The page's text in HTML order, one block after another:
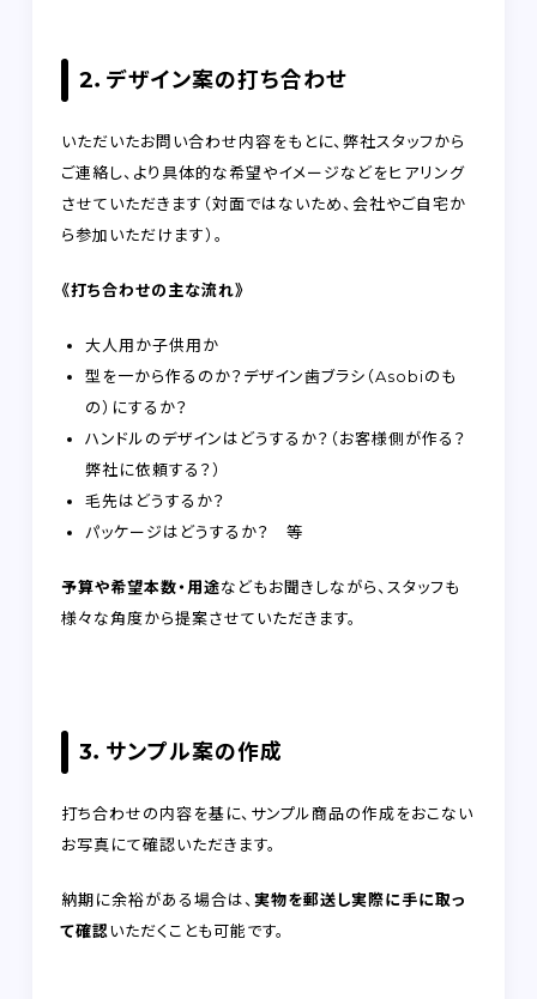
2．デザイン案の打ち合わせ
いただいたお問い合わせ内容をもとに、弊社スタッフから
ご連絡し、より具体的な希望やイメージなどをヒアリング
させていただきます（対面ではないため、会社やご自宅か
ら参加いただけます）。
《打ち合わせの主な流れ》
大人用か子供用か
型を一から作るのか？デザイン歯ブラシ（Asobiのも
の）にするか？
ハンドルのデザインはどうするか？（お客様側が作る？
弊社に依頼する？）
毛先はどうするか？
パッケージはどうするか？ 等
予算や希望本数・用途などもお聞きしながら、スタッフも
様々な角度から提案させていただきます。
3．サンプル案の作成
打ち合わせの内容を基に、サンプル商品の作成をおこない
お写真にて確認いただきます。
納期に余裕がある場合は、実物を郵送し実際に手に取っ
て確認いただくことも可能です。